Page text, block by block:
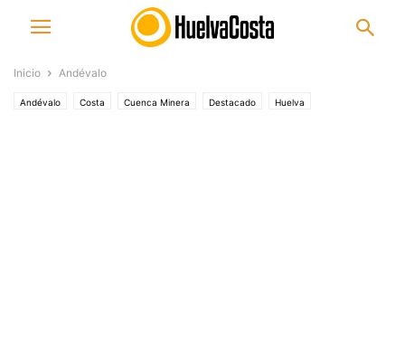
Inicio Andévalo
Andévalo Costa Cuenca Minera Destacado Huelva